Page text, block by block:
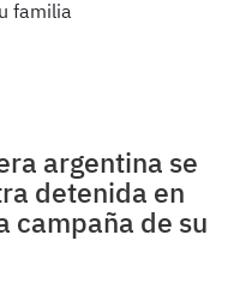
argentina se
detenida en
campaña de su